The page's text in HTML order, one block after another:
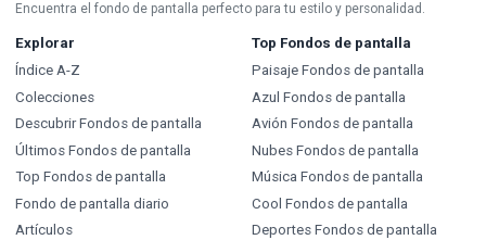
Encuentra el fondo de pantalla perfecto para tu estilo y personalidad.
Explorar
Índice A-Z
Colecciones
Descubrir Fondos de pantalla
Últimos Fondos de pantalla
Top Fondos de pantalla
Fondo de pantalla diario
Artículos
Top Fondos de pantalla
Paisaje Fondos de pantalla
Azul Fondos de pantalla
Avión Fondos de pantalla
Nubes Fondos de pantalla
Música Fondos de pantalla
Cool Fondos de pantalla
Deportes Fondos de pantalla